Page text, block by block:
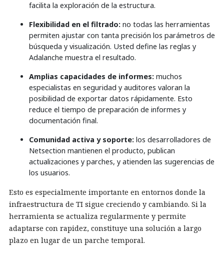
facilita la exploración de la estructura.
Flexibilidad en el filtrado: no todas las herramientas
permiten ajustar con tanta precisión los parámetros de
búsqueda y visualización. Usted define las reglas y
Adalanche muestra el resultado.
Amplias capacidades de informes: muchos
especialistas en seguridad y auditores valoran la
posibilidad de exportar datos rápidamente. Esto
reduce el tiempo de preparación de informes y
documentación final.
Comunidad activa y soporte: los desarrolladores de
Netsection mantienen el producto, publican
actualizaciones y parches, y atienden las sugerencias de
los usuarios.
Esto es especialmente importante en entornos donde la
infraestructura de TI sigue creciendo y cambiando. Si la
herramienta se actualiza regularmente y permite
adaptarse con rapidez, constituye una solución a largo
plazo en lugar de un parche temporal.